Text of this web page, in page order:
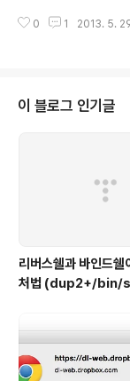
8000)libc.so.6 => /
0 1 2013. 5.
이 블로그 인기글
리버스쉘과 바인드쉘
처법 (dup2+/bin/